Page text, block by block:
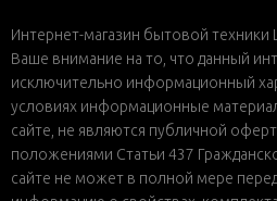
Интернет-магазин бытовой
Ваше внимание на то, что данный
исключительно информационный
условиях информационные
сайте, не являются публичной
положениями Статьи 437
сайте не может в полной мере